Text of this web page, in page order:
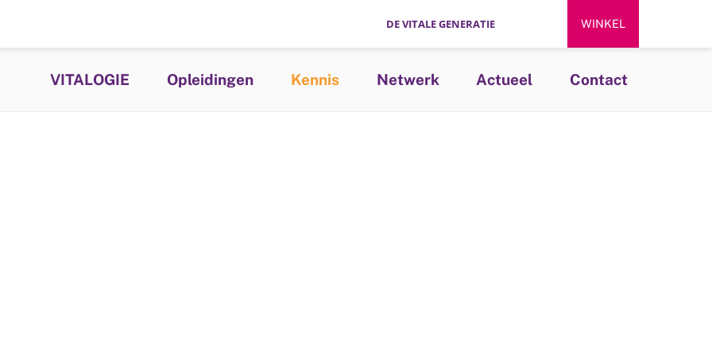
DE VITALE GENERATIE WINKEL
VITALOGIE Opleidingen Kennis Netwerk Actueel Contact